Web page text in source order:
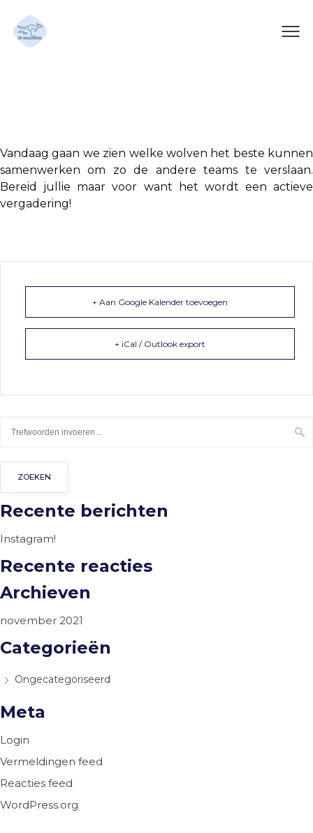
Vandaag gaan we zien welke wolven het beste kunnen
samenwerken om zo de andere teams te verslaan.
Bereid jullie maar voor want het wordt een actieve
vergadering!
+ Aan Google Kalender toevoegen
+ iCal / Outlook export
Recente berichten
Instagram!
Recente reacties
Archieven
november 2021
Categorieën
Ongecategoriseerd
Meta
Login
Vermeldingen feed
Reacties feed
WordPress.org